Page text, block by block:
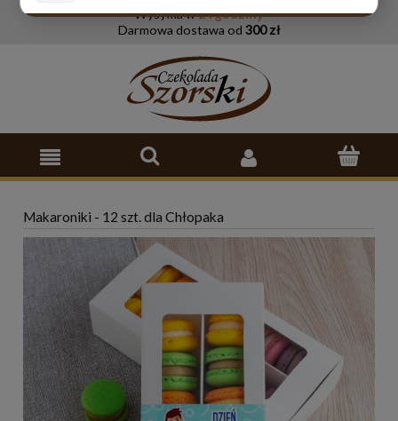
Wysyłka w24 godziny
Darmowa dostawa od 300 zł
Makaroniki - 12 szt. dla Chłopaka